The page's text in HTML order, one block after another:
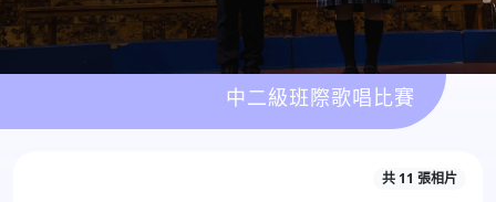
中二級班際歌唱比賽
共 11 張相片